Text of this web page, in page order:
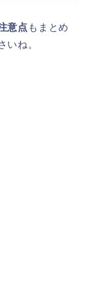
意点 もまとめ
いね。